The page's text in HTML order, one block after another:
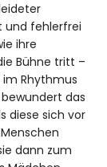
und fehlerfrei
ihre
Bühne tritt –
Rhythmus
das
diese sich vor
dann zum